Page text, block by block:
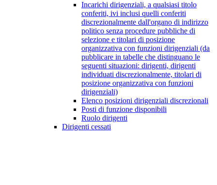
Incarichi dirigenziali, a qualsiasi titolo
conferiti, ivi inclusi quelli conferiti
discrezionalmente dall'organo di indirizzo
politico senza procedure pubbliche di
selezione e titolari di posizione
organizzativa con funzioni dirigenziali (da
pubblicare in tabelle che distinguano le
seguenti situazioni: dirigenti, dirigenti
individuati discrezionalmente, titolari di
posizione organizzativa con funzioni
dirigenziali)
Elenco posizioni dirigenziali discrezionali
Posti di funzione disponibili
Ruolo dirigenti
Dirigenti cessati